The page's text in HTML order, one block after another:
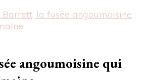
Barrett, la fusée angoumoisine
angoumoisine qui